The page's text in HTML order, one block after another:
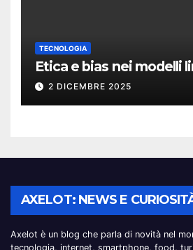
TECNOLOGIA
Etica e bias nei modelli
2 DICEMBRE 2025
AXELOT: NEWS E
Axelot è un blog che parla di novità nel
tecnologia, internet, smartphone, food,